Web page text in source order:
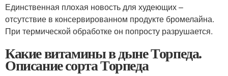
Единственная плохая новость для худеющих –
отсутствие в консервированном продукте бромелайна.
При термической обработке он попросту разрушается.
Какие витамины в дыне Торпеда.
Описание сорта Торпеда